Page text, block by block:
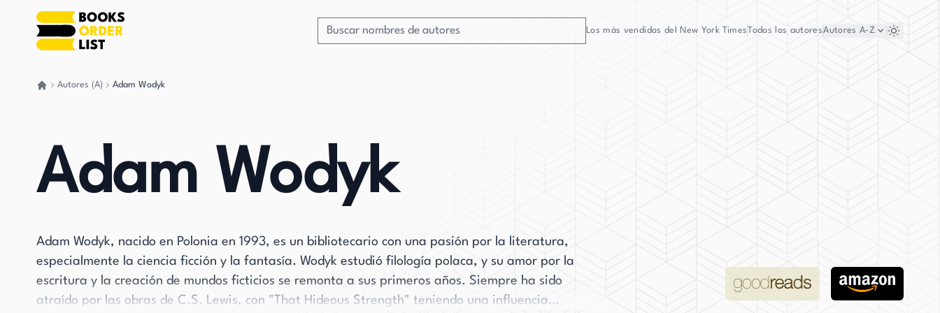
Los más vendidos del New York TimesTodos los autoresAutores A-Z
Autores (A) Adam Wodyk
Adam Wodyk
Adam Wodyk, nacido en Polonia en 1993, es un bibliotecario con una pasión por la literatura,
especialmente la ciencia ficción y la fantasía. Wodyk estudió filología polaca, y su amor por la
escritura y la creación de mundos ficticios se remonta a sus primeros años. Siempre ha sido
atraído por las obras de C.S. Lewis, con "That Hideous Strength" teniendo una influencia